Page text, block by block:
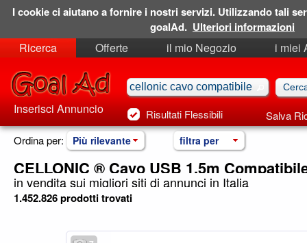
Ricerca Offerte il mio Negozio
i miei
Risultati Flessibili Salva
Inserisci Annuncio
Ordina per: Più rilevante filtra per
CELLONIC ® Cavo USB 1.5m
in vendita sui migliori siti di annunci in Italia
1.452.826 prodotti trovati
I cookie ci aiutano a fornire i nostri servizi. Utilizzando tali
goalAd. Ulteriori informazioni